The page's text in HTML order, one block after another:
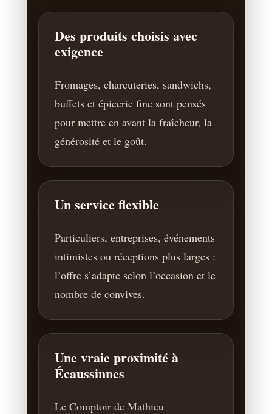
Des produits choisis avec
exigence
Fromages, charcuteries, sandwichs,
buffets et épicerie fine sont pensés
pour mettre en avant la fraîcheur, la
générosité et le goût.
Un service flexible
Particuliers, entreprises, événements
intimistes ou réceptions plus larges :
l’offre s’adapte selon l’occasion et le
nombre de convives.
Une vraie proximité à
Écaussinnes
Le Comptoir de Mathieu